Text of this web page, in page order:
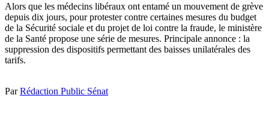
Alors que les médecins libéraux ont entamé un mouvement de grève
depuis dix jours, pour protester contre certaines mesures du budget
de la Sécurité sociale et du projet de loi contre la fraude, le ministère
de la Santé propose une série de mesures. Principale annonce : la
suppression des dispositifs permettant des baisses unilatérales des
tarifs.
ParRédaction Public Sénat